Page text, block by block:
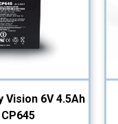
Vision 6V 4.5Ah
|| CP645